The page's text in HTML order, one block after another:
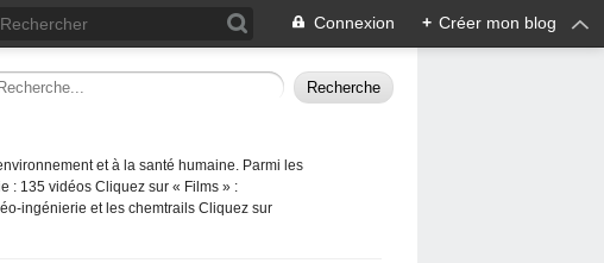
Connexion + Créer mon blog
et à la santé humaine. Parmi les
: 135 vidéos Cliquez sur « Films » :
ingénierie et les chemtrails Cliquez sur